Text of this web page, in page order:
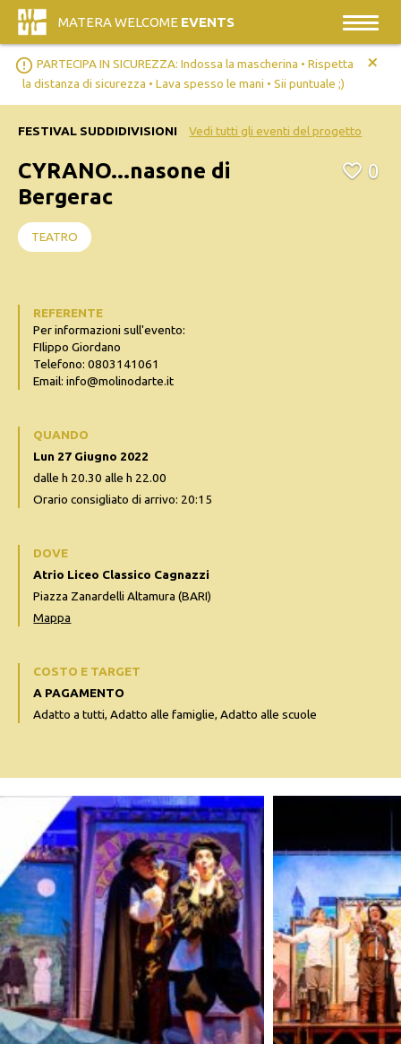
MATERA WELCOME EVENTS
error_outline PARTECIPA IN SICUREZZA: Indossa la mascherina • Rispetta
la distanza di sicurezza • Lava spesso le mani • Sii puntuale ;)
+
FESTIVAL SUDDIDIVISIONI Vedi tutti gli eventi del progetto
CYRANO...nasone di
Bergerac
0
TEATRO
REFERENTE
Per informazioni sull'evento:
FIlippo Giordano
Telefono: 0803141061
Email: info@molinodarte.it
QUANDO
Lun 27 Giugno 2022
dalle h 20.30 alle h 22.00
Orario consigliato di arrivo: 20:15
DOVE
Atrio Liceo Classico Cagnazzi
Piazza Zanardelli Altamura (BARI)
Mappa
COSTO E TARGET
A PAGAMENTO
Adatto a tutti, Adatto alle famiglie, Adatto alle scuole